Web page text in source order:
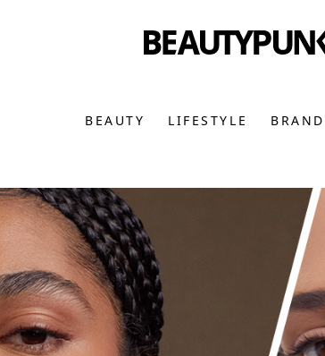
BEAUTY LIFESTYLE